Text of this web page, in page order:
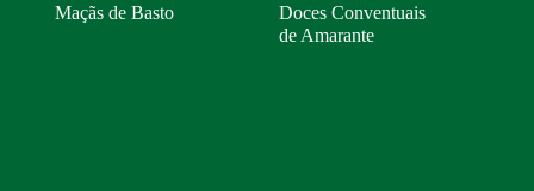
Maçãs de Basto
Doces Conventuais
de Amarante